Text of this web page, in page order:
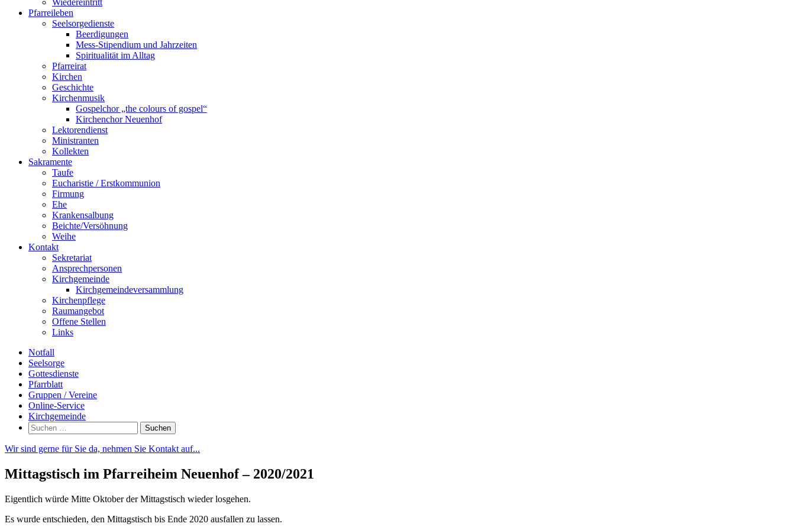
Pfarreileben
Seelsorgedienste
Beerdigungen
Mess-Stipendium und Jahrzeiten
Spiritualität im Alltag
Pfarreirat
Kirchen
Geschichte
Kirchenmusik
Gospelchor „the colours of gospel“
Kirchenchor Neuenhof
Lektorendienst
Ministranten
Kollekten
Sakramente
Taufe
Eucharistie / Erstkommunion
Firmung
Ehe
Krankensalbung
Beichte/Versöhnung
Weihe
Kontakt
Sekretariat
Ansprechpersonen
Kirchgemeinde
Kirchgemeindeversammlung
Kirchenpflege
Raumangebot
Offene Stellen
Links
Notfall
Seelsorge
Gottesdienste
Pfarrblatt
Gruppen / Vereine
Online-Service
Kirchgemeinde
Suchen
nach:
Wir sind gerne für Sie da, nehmen Sie Kontakt auf...
Mittagstisch im Pfarreiheim Neuenhof – 2020/2021
Eigentlich würde Mitte Oktober der Mittagstisch wieder losgehen.
Es wurde entschieden, den Mittagstisch bis Ende 2020 ausfallen zu lassen.